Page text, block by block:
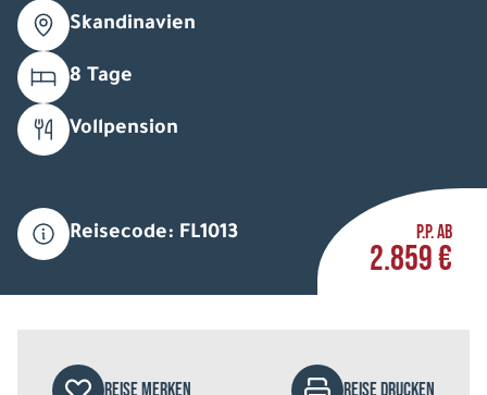
Skandinavien
8 Tage
Vollpension
Reisecode: FL1013 P.P. AB
2.859 €
REISE MERKEN REISE DRUCKEN